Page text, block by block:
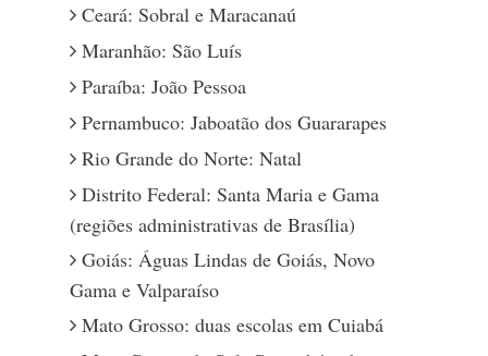
Ceará: Sobral e Maracanaú
Maranhão: São Luís
Paraíba: João Pessoa
Pernambuco: Jaboatão dos Guararapes
Rio Grande do Norte: Natal
Distrito Federal: Santa Maria e Gama
(regiões administrativas de Brasília)
Goiás: Águas Lindas de Goiás, Novo
Gama e Valparaíso
Mato Grosso: duas escolas em Cuiabá